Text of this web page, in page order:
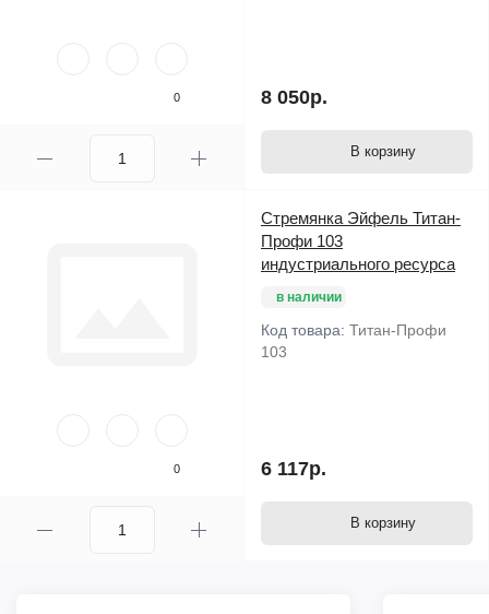
0 8 050р.
В корзину
0
Стремянка Эйфель Титан-
Профи 103
индустриального ресурса
в наличии
Код товара: Титан-Профи
103
6 117р.
В корзину